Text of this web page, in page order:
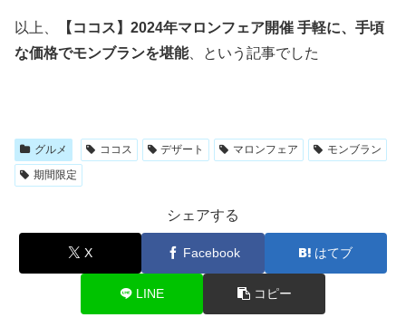
以上、
【ココス】2024年マロンフェア開催 手軽に、手頃
な価格でモンブランを堪能、という記事でした
グルメ ココス デザート マロンフェア
モンブラン
期間限定
シェアする
X Facebook はてブ
LINE コピー